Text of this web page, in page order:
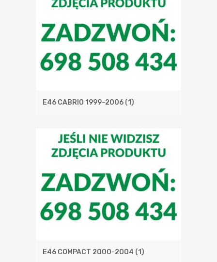
E46 CABRIO 1999-2006 (1)
E46 COMPACT 2000-2004 (1)